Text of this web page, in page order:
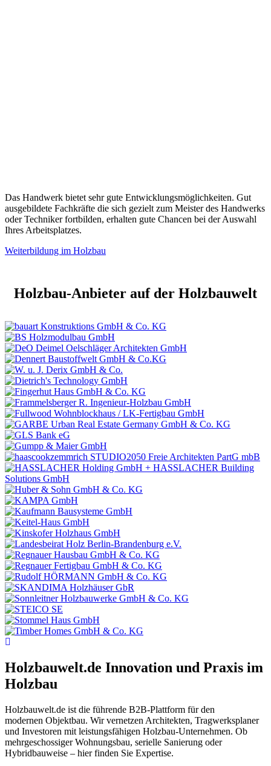
Das Handwerk bietet sehr gute Entwicklungsmöglichkeiten. Gut
ausgebildete Fachkräfte die sich gezielt zum Meister des Handwerks
oder Techniker fortbilden, erhalten gute Chancen bei der Auswahl
Ihres Arbeitsplatzes.
Weiterbildung im Holzbau
Holzbau-Anbieter auf der Holzbauwelt
Holzbauwelt.de Innovation und Praxis im
Holzbau
Holzbauwelt.de ist die führende B2B-Plattform für den
modernen Objektbau. Wir vernetzen Architekten, Tragwerksplaner
und Investoren mit leistungsfähigen Holzbau-Unternehmen. Ob
mehrgeschossiger Wohnungsbau, serielle Sanierung oder
Hybridbauweise – hier finden Sie Expertise.